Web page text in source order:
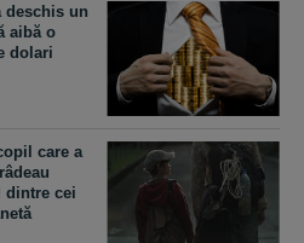
deschis un
aibă o
dolari
care a
dintre cei